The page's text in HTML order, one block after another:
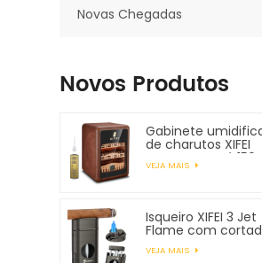
Novas Chegadas
Novos Produtos
Gabinete
de charutos XIFEI
comporta até 150
charutos
VEJA MAIS
Isqueiro XIFEI 3 Jet
Flame com
VEJA MAIS